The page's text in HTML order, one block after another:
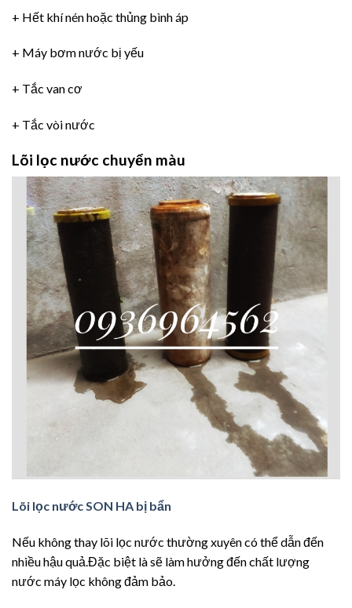
+ Hết khí nén hoặc thủng bình áp
+ Máy bơm nước bị yếu
+ Tắc van cơ
+ Tắc vòi nước
Lõi lọc nước chuyển màu
Lõi lọc nước SON HA bị bẩn
Nếu không thay lõi lọc nước thường xuyên có thể dẫn đến
nhiều hậu quả.Đặc biệt là sẽ làm hưởng đến chất lượng
nước máy lọc không đảm bảo.